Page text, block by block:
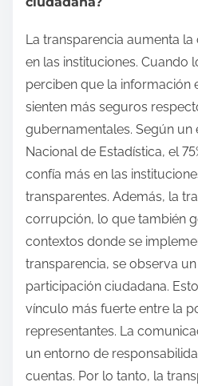
La transparencia aumenta
en las instituciones. Cuando
perciben que la información
sienten más seguros
gubernamentales. Según un
Nacional de Estadística, el
confía más en las
transparentes. Además, la
corrupción, lo que también
contextos donde se
transparencia, se observa
participación ciudadana.
vínculo más fuerte entre la
representantes. La
un entorno de
cuentas. Por lo tanto, la